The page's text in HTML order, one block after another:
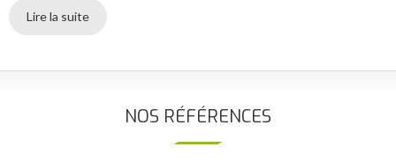
Lire la suite
NOS RÉFÉRENCES